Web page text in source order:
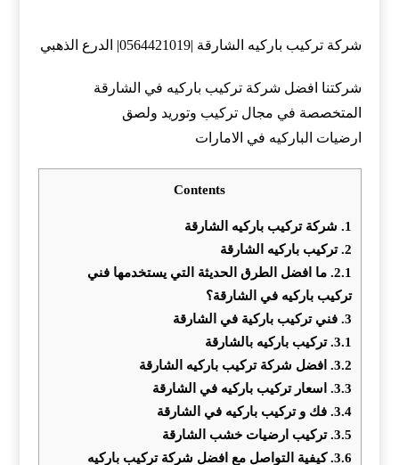
شركة تركيب باركيه الشارقة |0564421019| الدرع الذهبي
شركتنا افضل شركة تركيب باركيه في الشارقة
المتخصصة في مجال تركيب وتوريد ولصق
ارضيات الباركيه في الامارات
Contents
1. شركة تركيب باركيه الشارقة
2. تركيب باركيه الشارقة
2.1. ما افضل الطرق الحديثة التي يستخدمها فني
تركيب باركيه في الشارقة؟
3. فني تركيب باركية في الشارقة
3.1. تركيب باركيه بالشارقة
3.2.
افضل شركة تركيب باركيه الشارقة
3.3.
اسعار تركيب باركيه في الشارقة
3.4. فك و تركيب باركيه في الشارقة
3.5. تركيب ارضيات خشب الشارقة
3.6. كيفية التواصل مع افضل شركة تركيب باركيه